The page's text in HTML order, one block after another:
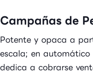
Campañas de
Potente y opaca a
escala; en
dedica a cobrarse